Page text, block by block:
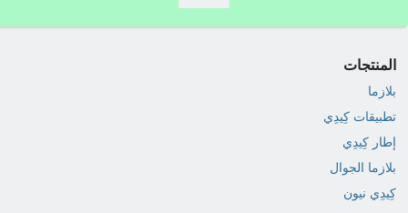
المنتجات
بلازما
تطبيقات كِيدِي
إطار كِيدِي
بلازما الجوال
كِيدِي نيون